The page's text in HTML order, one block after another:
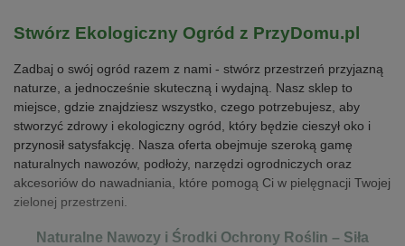
Stwórz Ekologiczny Ogród z PrzyDomu.pl
Zadbaj o swój ogród razem z nami - stwórz przestrzeń przyjazną
naturze, a jednocześnie skuteczną i wydajną. Nasz sklep to
miejsce, gdzie znajdziesz wszystko, czego potrzebujesz, aby
stworzyć zdrowy i ekologiczny ogród, który będzie cieszył oko i
przynosił satysfakcję. Nasza oferta obejmuje szeroką gamę
naturalnych nawozów, podłoży, narzędzi ogrodniczych oraz
akcesoriów do nawadniania, które pomogą Ci w pielęgnacji Twojej
zielonej przestrzeni.
Naturalne Nawozy i Środki Ochrony Roślin – Siła